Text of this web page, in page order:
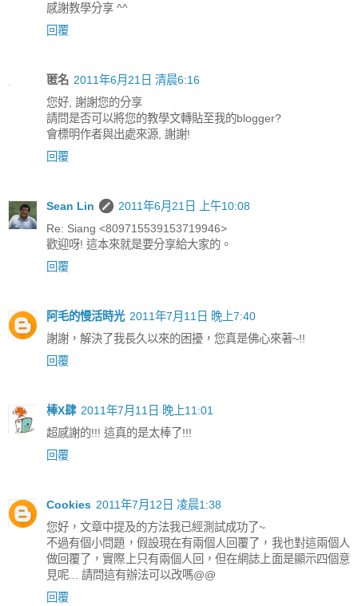
感謝教學分享 ^^
回覆
匿名 2011年6月21日 清晨6:16
您好, 謝謝您的分享
請問是否可以將您的教學文轉貼至我的blogger?
會標明作者與出處來源, 謝謝!
回覆
Sean Lin
2011年6月21日 上午10:08
Re: Siang <809715539153719946>
歡迎呀! 這本來就是要分享給大家的。
回覆
阿毛的慢活時光 2011年7月11日 晚上7:40
謝謝，解決了我長久以來的困擾，您真是佛心來著~!!
回覆
棒X肆 2011年7月11日 晚上11:01
超感謝的!!! 這真的是太棒了!!!
回覆
Cookies 2011年7月12日 凌晨1:38
您好，文章中提及的方法我已經測試成功了~
不過有個小問題，假設現在有兩個人回覆了，我也對這兩個人
做回覆了，實際上只有兩個人回，但在網誌上面是顯示四個意
見呢... 請問這有辦法可以改嗎@@
回覆